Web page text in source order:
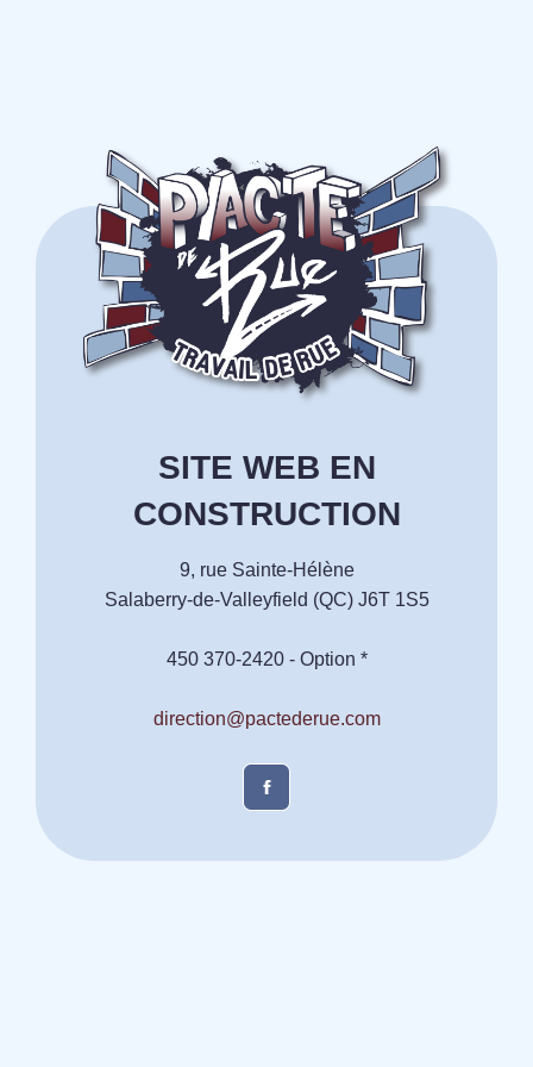
SITE WEB EN
CONSTRUCTION
9, rue Sainte-Hélène
Salaberry-de-Valleyfield (QC) J6T 1S5
450 370-2420 - Option *
direction@pactederue.com